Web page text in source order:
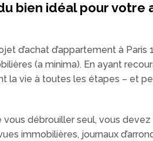
bien idéal pour votre
d’achat d’appartement à
(a minima). En ayant
la vie à toutes les étapes – et
vous débrouiller seul, vous
immobilières, journaux